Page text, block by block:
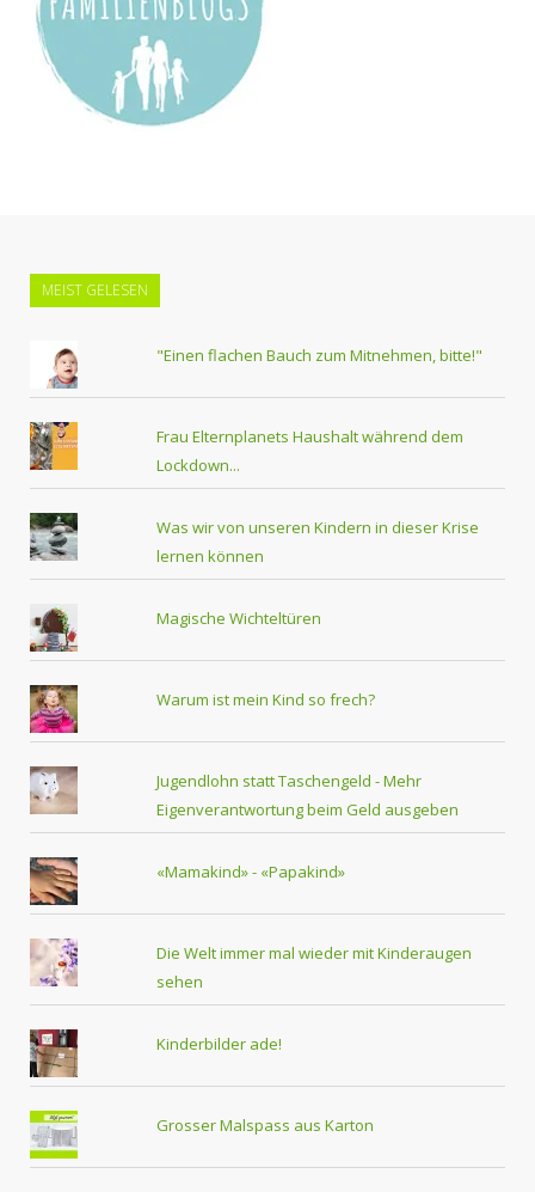
MEIST GELESEN
"Einen flachen Bauch zum Mitnehmen, bitte!"
Frau Elternplanets Haushalt während dem
Lockdown...
Was wir von unseren Kindern in dieser Krise
lernen können
Magische Wichteltüren
Warum ist mein Kind so frech?
Jugendlohn statt Taschengeld - Mehr
Eigenverantwortung beim Geld ausgeben
«Mamakind» - «Papakind»
Die Welt immer mal wieder mit Kinderaugen
sehen
Kinderbilder ade!
Grosser Malspass aus Karton